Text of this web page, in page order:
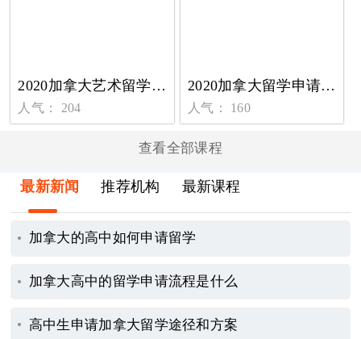
2020加拿大艺术留学申请条件及指南
人气： 204
2020加拿大留学申请技巧 怎样成功进入名校学习
人气： 160
查看全部课程
最新新闻 推荐机构 最新课程
加拿大的高中如何申请留学
加拿大高中的留学申请流程是什么
高中生申请加拿大留学途径和方案